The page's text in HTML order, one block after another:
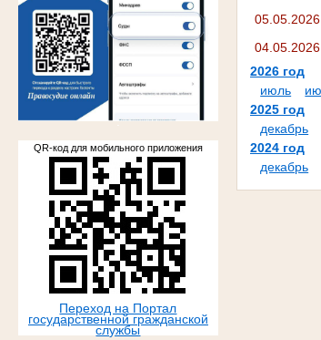
.
QR-код для мобильного приложения
Переход на Портал
государственной гражданской
службы
05.05.2026
04.05.2026
2026 год
июль
2025 год
декабрь
2024 год
декабрь